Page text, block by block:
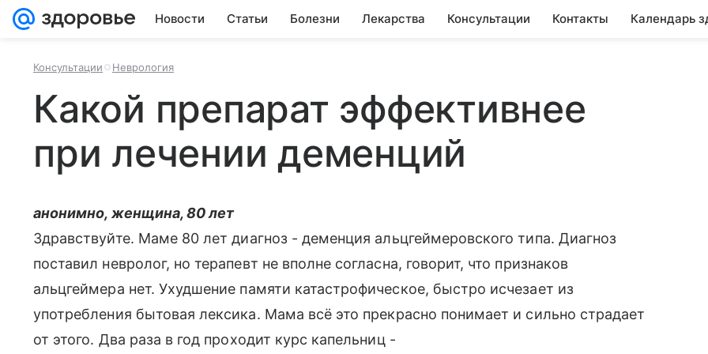
Новости Статьи Болезни Лекарства Консультации Контакты Календарь
Консультации Неврология
Какой препарат эффективнее
при лечении деменций
анонимно, женщина, 80 лет
Здравствуйте. Маме 80 лет диагноз - деменция альцгеймеровского типа. Диагноз
поставил невролог, но терапевт не вполне согласна, говорит, что признаков
альцгеймера нет. Ухудшение памяти катастрофическое, быстро исчезает из
употребления бытовая лексика. Мама всё это прекрасно понимает и сильно страдает
от этого. Два раза в год проходит курс капельниц -